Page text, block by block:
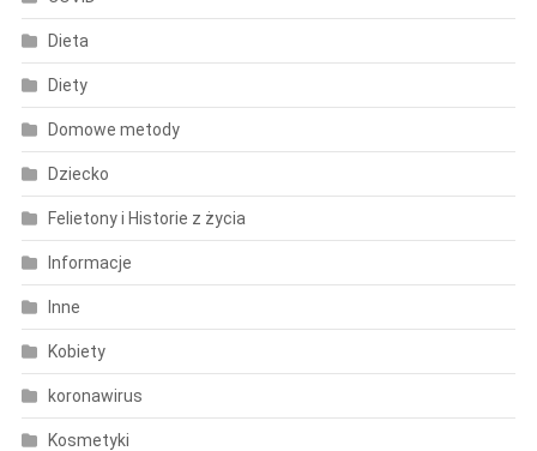
Dieta
Diety
Domowe metody
Dziecko
Felietony i Historie z życia
Informacje
Inne
Kobiety
koronawirus
Kosmetyki